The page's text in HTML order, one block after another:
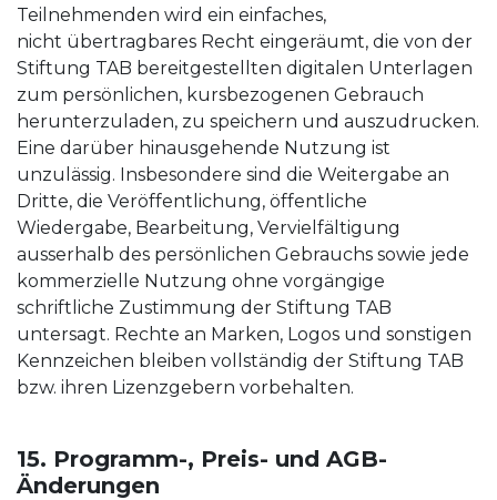
Teilnehmenden wird ein einfaches,
nicht übertragbares Recht eingeräumt, die von der
Stiftung TAB bereitgestellten digitalen Unterlagen
zum persönlichen, kursbezogenen Gebrauch
herunterzuladen, zu speichern und auszudrucken.
Eine darüber hinausgehende Nutzung ist
unzulässig. Insbesondere sind die Weitergabe an
Dritte, die Veröffentlichung, öffentliche
Wiedergabe, Bearbeitung, Vervielfältigung
ausserhalb des persönlichen Gebrauchs sowie jede
kommerzielle Nutzung ohne vorgängige
schriftliche Zustimmung der Stiftung TAB
untersagt. Rechte an Marken, Logos und sonstigen
Kennzeichen bleiben vollständig der Stiftung TAB
bzw. ihren Lizenzgebern vorbehalten.
15. Programm-, Preis- und AGB-
Änderungen